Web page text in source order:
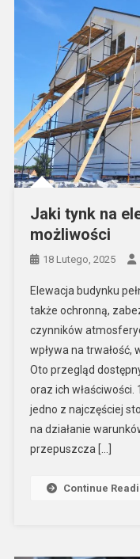
Jaki tynk na
możliwości
18 Lutego, 2025
Elewacja budynku
także ochronną,
czynników
wpływa na trwałość,
Oto przegląd
oraz ich
jedno z najczęściej
na działanie
przepuszcza […]
Continue